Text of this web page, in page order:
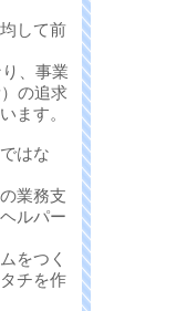
して前
、事業
の追求
ます。
はな
業務支
ルパー
をつく
チを作